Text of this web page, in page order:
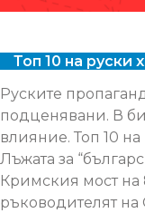
Топ 10 на руски
Руските
подценявани. В
влияние. Топ 10
Лъжата за
Кримския мост на
ръководителят на